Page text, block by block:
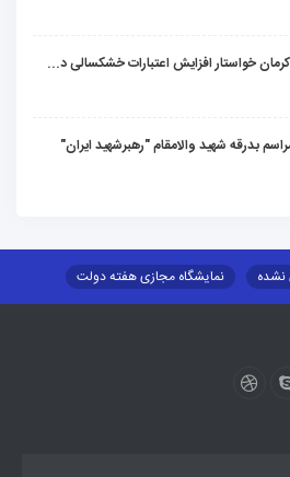
مدیرکل امور عشایر کرمان خواستار افزایش اعتبارات خشکسالی در سال جدید شد
بدرقه شهید والامقام "رهبرشهید ایران"
نشده
نمایشگاه مجازی هفته دولت
توسعه
طرح و برنامه